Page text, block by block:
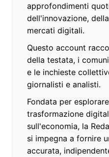
approfondimenti
dell'innovazione,
mercati digitali.
Questo account
della testata, i
e le inchieste
giornalisti e analisti.
Fondata per
trasformazione
sull'economia, la
si impegna a fornire
accurata,